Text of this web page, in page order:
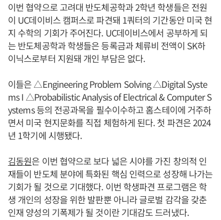
이번 협약으로 고려대 반도체공학과 2학년 학생들은 전원
이 UC데이비스 캠퍼스로 파견돼 1쿼터의 기간동안 미국 현
지 수학의 기회가 주어진다. UC데이비스에서 공부하게 되
는 반도체공학과 학생들은 등록금과 체류비 전액이 SK하
이닉스로부터 지원돼 개인 부담은 없다.
이들은 △Engineering Problem Solving △Digital Syste
ms I △Probabilistic Analysis of Electrical & Computer S
ystems 등의 전공과목을 필수이수하고 홈스테이에 거주하
면서 미국 현지문화를 직접 체험하게 된다. 첫 파견은 2024
년 1학기에 시행됐다.
김동원은 이번 협약으로 보다 넓은 시야를 가진 창의적 인
재들이 반도체 분야에 특화된 핵심 인력으로 성장해 나가는
기회가 될 것으로 기대했다. 이번 학생파견 프로그램은 학
생 개인의 성장을 위한 발판뿐 아니라 글로벌 감각을 갖춘
인재 양성의 기폭제가 될 것이란 기대감도 드러냈다.